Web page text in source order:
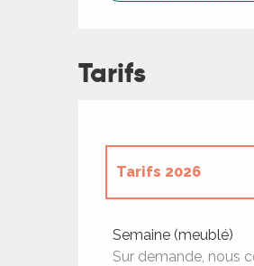
Tarifs
Tarifs 2026
Tarifs 2027
Semaine (meublé)
Sur demande, nous